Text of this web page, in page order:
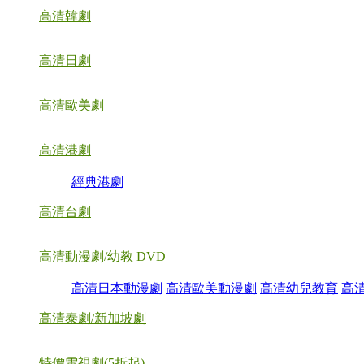
高清韓劇
高清日劇
高清歐美劇
高清港劇
經典港劇
高清台劇
高清動漫劇/幼教 DVD
高清日本動漫劇 高清歐美動漫劇 高清幼兒教育 高
高清泰劇/新加坡劇